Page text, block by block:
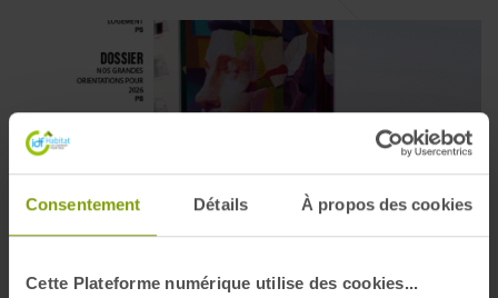
Consentement Détails À propos des cookies
Cette Plateforme numérique utilise des cookies...
ACTUALITÉ PROXIMITÉ
Votre magazine locataire est en ligne !
10 mars 2026